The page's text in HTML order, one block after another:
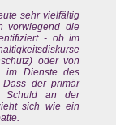
sehr vielfältig
vorwiegend die
- ob im
oder von
im Dienste des
Dass der primär
Schuld an der
sich wie ein